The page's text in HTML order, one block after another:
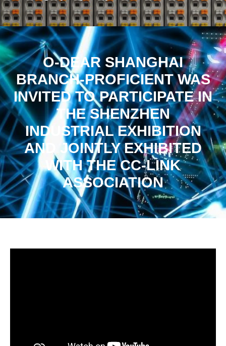
O-DEAR SHANGHAI
BRANCH-PROFICIENT WAS
INVITED TO PARTICIPATE IN
THE SHENZHEN
INDUSTRIAL EXHIBITION
AND JOINTLY EXHIBITED
WITH THE CC-LINK
ASSOCIATION